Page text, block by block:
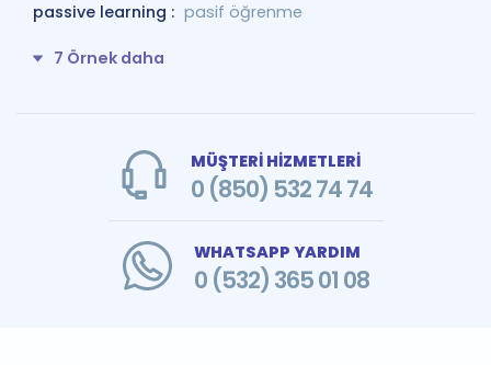
passive learning : pasif öğrenme
7 Örnek daha
MÜŞTERİ HİZMETLERİ
0 (850) 532 74 74
WHATSAPP YARDIM
0 (532) 365 01 08